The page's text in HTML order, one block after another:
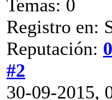
Temas: 0
Registro en:
Reputación: 0
#2
30-09-2015,